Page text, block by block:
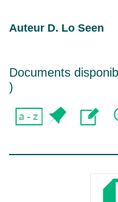
Auteur D. Lo Seen
Documents
)